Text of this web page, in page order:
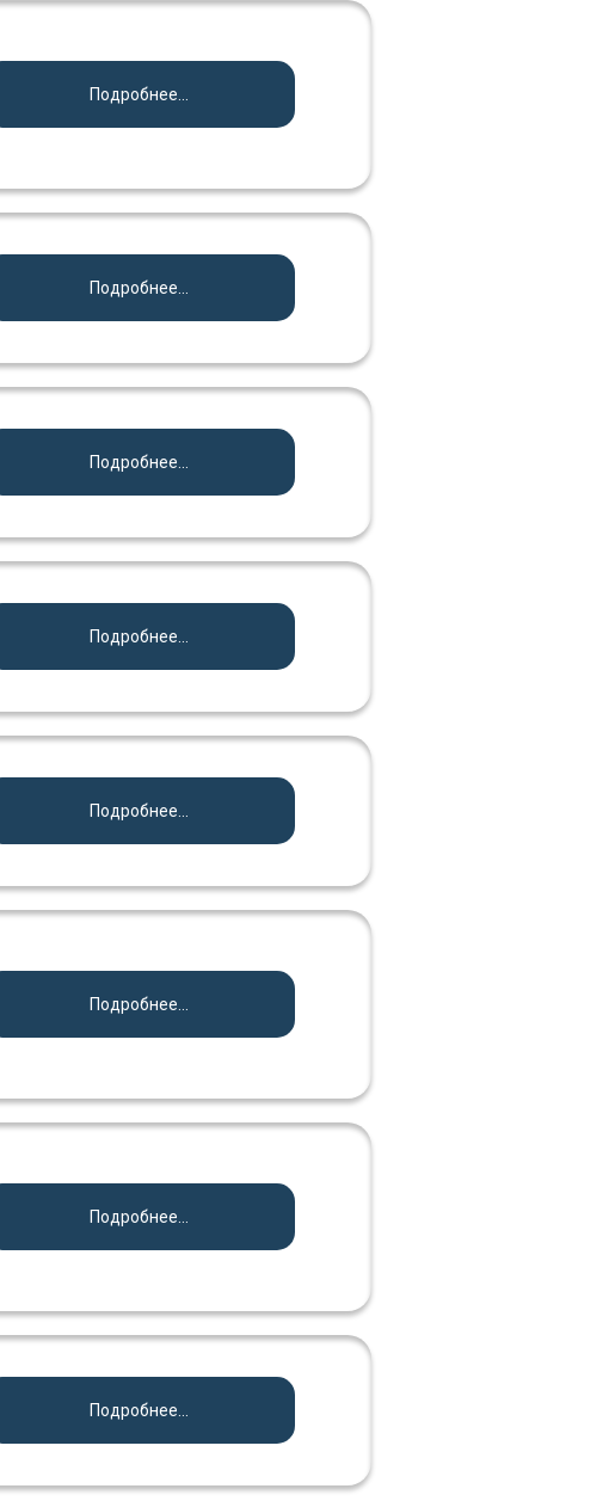
Подробнее...
Подробнее...
Подробнее...
Подробнее...
Подробнее...
Подробнее...
Подробнее...
Подробнее...